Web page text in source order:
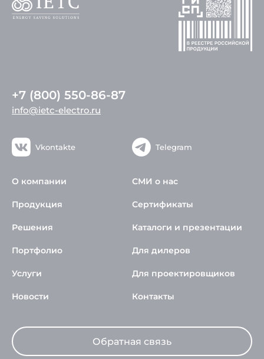
+7 (800) 550-86-87
info@ietc-electro.ru
Vkontakte Telegram
О компании
Продукция
Решения
Портфолио
Услуги
Новости
СМИ о нас
Сертификаты
Каталоги и презентации
Для дилеров
Для проектировщиков
Контакты
Обратная связь